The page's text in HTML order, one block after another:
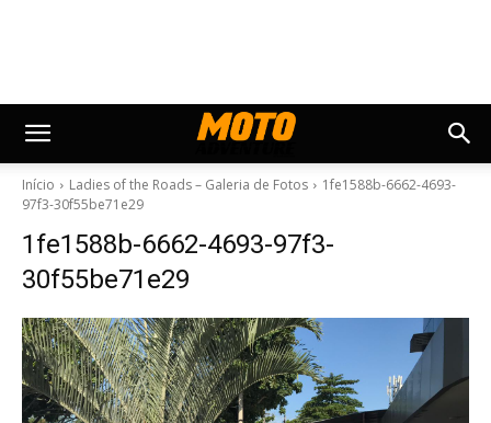
Início Ladies of the Roads – Galeria de Fotos
1fe1588b-6662-4693-
97f3-30f55be71e29
1fe1588b-6662-4693-97f3-
30f55be71e29